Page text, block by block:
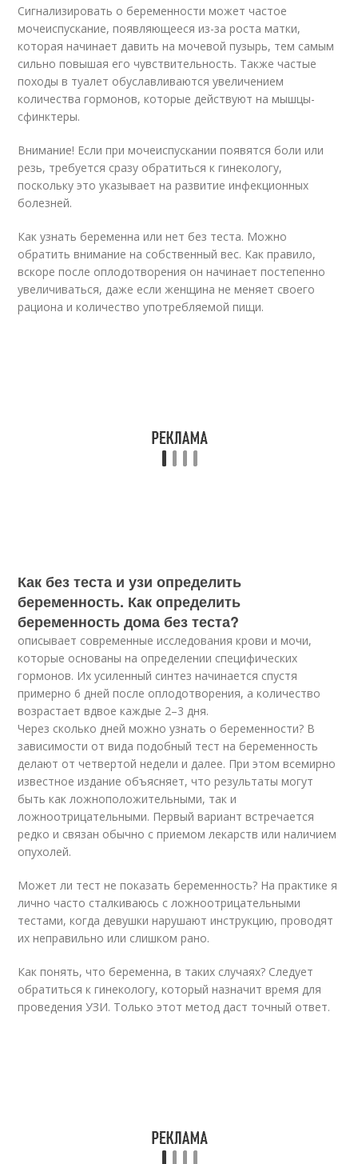
Сигнализировать о беременности может частое
мочеиспускание, появляющееся из-за роста матки,
которая начинает давить на мочевой пузырь, тем самым
сильно повышая его чувствительность. Также частые
походы в туалет обуславливаются увеличением
количества гормонов, которые действуют на мышцы-
сфинктеры.
Внимание! Если при мочеиспускании появятся боли или
резь, требуется сразу обратиться к гинекологу,
поскольку это указывает на развитие инфекционных
болезней.
Как узнать беременна или нет без теста. Можно
обратить внимание на собственный вес. Как правило,
вскоре после оплодотворения он начинает постепенно
увеличиваться, даже если женщина не меняет своего
рациона и количество употребляемой пищи.
Как без теста и узи определить
беременность. Как определить
беременность дома без теста?
описывает современные исследования крови и мочи,
которые основаны на определении специфических
гормонов. Их усиленный синтез начинается спустя
примерно 6 дней после оплодотворения, а количество
возрастает вдвое каждые 2–3 дня.
Через сколько дней можно узнать о беременности? В
зависимости от вида подобный тест на беременность
делают от четвертой недели и далее. При этом всемирно
известное издание объясняет, что результаты могут
быть как ложноположительными, так и
ложноотрицательными. Первый вариант встречается
редко и связан обычно с приемом лекарств или наличием
опухолей.
Может ли тест не показать беременность? На практике я
лично часто сталкиваюсь с ложноотрицательными
тестами, когда девушки нарушают инструкцию, проводят
их неправильно или слишком рано.
Как понять, что беременна, в таких случаях? Следует
обратиться к гинекологу, который назначит время для
проведения УЗИ. Только этот метод даст точный ответ.